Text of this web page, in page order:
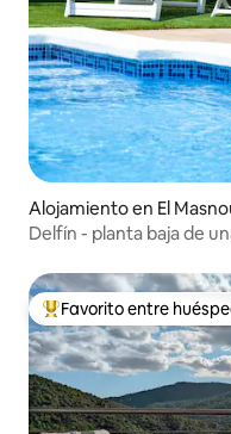
Alojamiento en El
Delfín - planta baja de
Favorito entre
Favorito entre